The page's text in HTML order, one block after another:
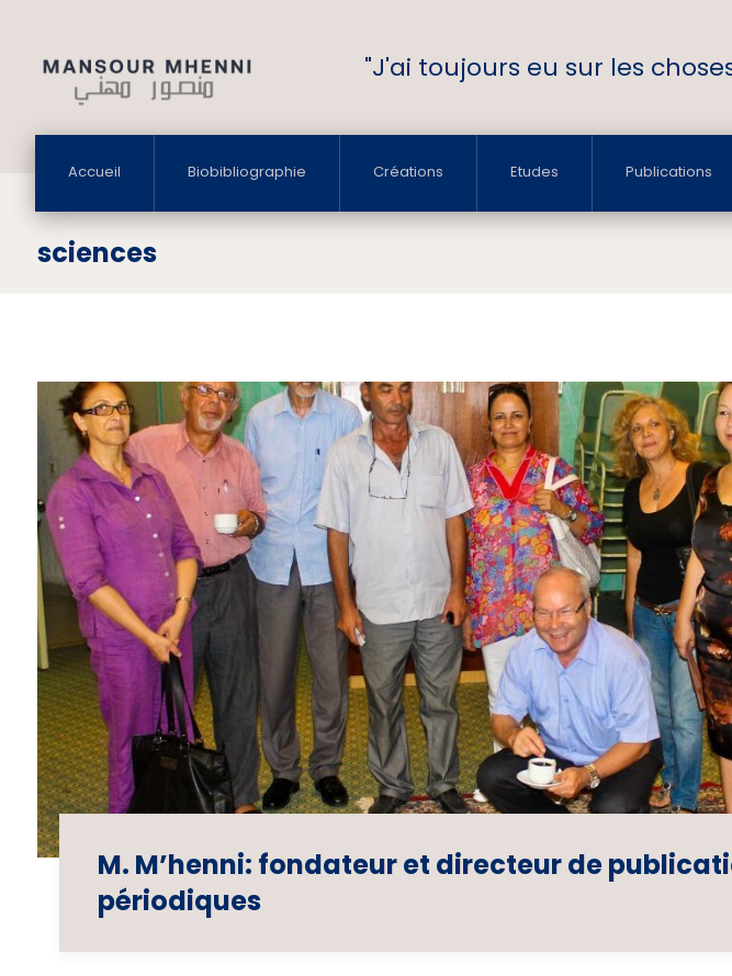
"J'ai toujours eu sur les
Accueil Biobibliographie Créations Etudes Publications
sciences
M. M’henni: fondateur et directeur de
périodiques